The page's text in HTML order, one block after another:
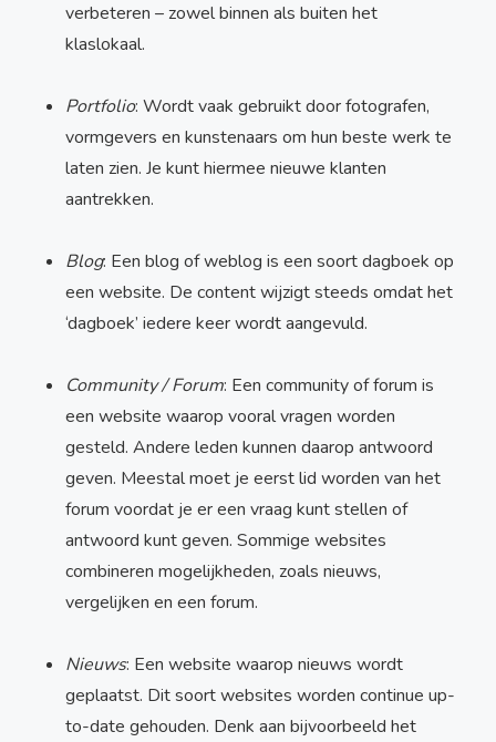
verbeteren – zowel binnen als buiten het
klaslokaal.
Portfolio: Wordt vaak gebruikt door fotografen,
vormgevers en kunstenaars om hun beste werk te
laten zien. Je kunt hiermee nieuwe klanten
aantrekken.
Blog: Een blog of weblog is een soort dagboek op
een website. De content wijzigt steeds omdat het
‘dagboek’ iedere keer wordt aangevuld.
Community / Forum: Een community of forum is
een website waarop vooral vragen worden
gesteld. Andere leden kunnen daarop antwoord
geven. Meestal moet je eerst lid worden van het
forum voordat je er een vraag kunt stellen of
antwoord kunt geven. Sommige websites
combineren mogelijkheden, zoals nieuws,
vergelijken en een forum.
Nieuws: Een website waarop nieuws wordt
geplaatst. Dit soort websites worden continue up-
to-date gehouden. Denk aan bijvoorbeeld het